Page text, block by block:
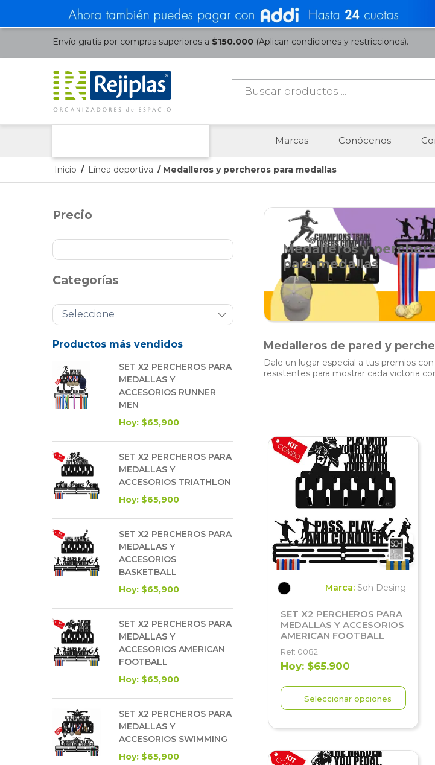
Envío gratis por compras superiores a $150.000 (Aplican condiciones y restricciones).
Búsqueda
productos
Marcas Conócenos
Inicio / Línea deportiva / Medalleros y percheros para medallas
Precio
Categorías
Productos más vendidos
SET X2 PERCHEROS PARA
MEDALLAS Y
ACCESORIOS RUNNER
MEN
Hoy: $65,900
SET X2 PERCHEROS PARA
MEDALLAS Y
ACCESORIOS TRIATHLON
Hoy: $65,900
SET X2 PERCHEROS PARA
MEDALLAS Y
ACCESORIOS
BASKETBALL
Hoy: $65,900
SET X2 PERCHEROS PARA
MEDALLAS Y
ACCESORIOS AMERICAN
FOOTBALL
Hoy: $65,900
SET X2 PERCHEROS PARA
MEDALLAS Y
ACCESORIOS SWIMMING
Hoy: $65,900
Medalleros y
para medallas
Medalleros de pared y
Dale un lugar especial a tus premios con
resistentes para mostrar cada victoria
Marca: Soh Desing
SET X2 PERCHEROS PARA
MEDALLAS Y ACCESORIOS
AMERICAN FOOTBALL
Ref: 0082
Hoy: $65.900
Seleccionar opciones